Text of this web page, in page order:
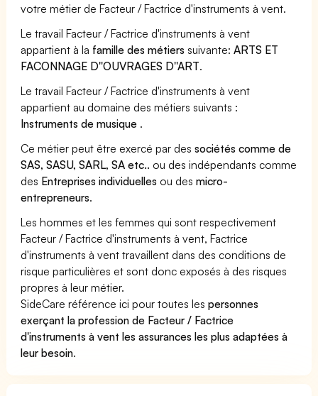
votre métier de Facteur / Factrice d'instruments à vent.
Le travail Facteur / Factrice d'instruments à vent
appartient à la famille des métiers suivante:ARTS ET
FACONNAGE D''OUVRAGES D''ART.
Le travail Facteur / Factrice d'instruments à vent
appartient au domaine des métiers suivants :
Instruments de musique .
Ce métier peut être exercé par dessociétés comme de
SAS, SASU, SARL, SA etc.. ou des indépendants comme
des Entreprises individuelles ou desmicro-
entrepreneurs.
Les hommes et les femmes qui sont respectivement
Facteur / Factrice d'instruments à vent, Factrice
d'instruments à vent travaillent dans des conditions de
risque particulières et sont donc exposés à des risques
propres à leur métier.
SideCare référence ici pour toutes lespersonnes
exerçant la profession de Facteur / Factrice
d'instruments à vent les assurances les plus adaptées à
leur besoin.